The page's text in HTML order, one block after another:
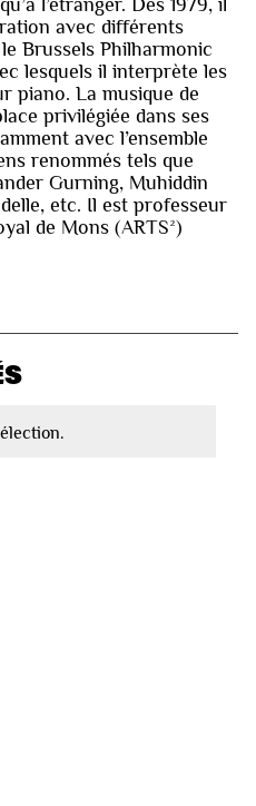
l’étranger. Dès 1979, il
avec différents
Brussels Philharmonic
lesquels il interprète les
piano. La musique de
privilégiée dans ses
avec l’ensemble
renommés tels que
Gurning, Muhiddin
etc. Il est professeur
de Mons (ARTS²)